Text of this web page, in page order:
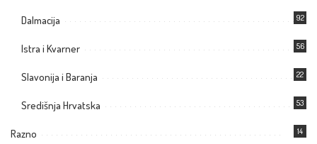
Dalmacija 92
Istra i Kvarner 56
Slavonija i Baranja 22
Središnja Hrvatska 53
Razno 14